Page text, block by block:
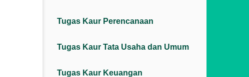
Tugas Kaur Perencanaan
Tugas Kaur Tata Usaha dan Umum
Tugas Kaur Keuangan